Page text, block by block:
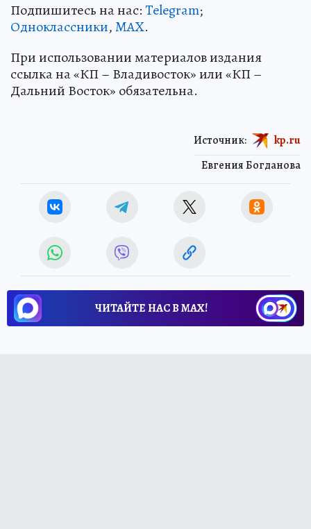
Подпишитесь на нас:Telegram;
Одноклассники,MAX.
При использовании материалов издания
ссылка на «КП – Владивосток» или «КП –
Дальний Восток» обязательна.
Евгения Богданова
Источник: kp.ru
ЧИТАЙТЕ НАС В МАХ!